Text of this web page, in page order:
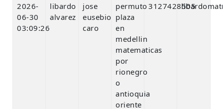
2026-
06-30
03:09:26
libardo
alvarez
jose
eusebio
caro
permuto
plaza
en
medellin
matematicas
por
rionegro
o
antioquia
oriente
3127428505